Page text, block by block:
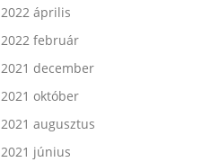
2022 április
2022 február
2021 december
2021 október
2021 augusztus
2021 június